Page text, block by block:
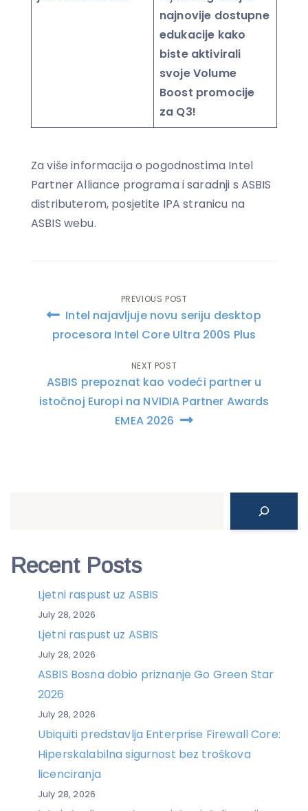
najnovije dostupne
edukacije kako
biste aktivirali
svoje Volume
Boost promocije
za Q3!
Za više informacija o pogodnostima Intel
Partner Alliance programa i saradnji s ASBIS
distributerom, posjetite IPA stranicu na
ASBIS webu.
Post
navigation
PREVIOUS POST
Intel najavljuje novu seriju desktop
procesora Intel Core Ultra 200S Plus
NEXT POST
ASBIS prepoznat kao vodeći partner u
istočnoj Europi na NVIDIA Partner Awards
EMEA 2026
Recent Posts
Ljetni raspust uz ASBIS
July 28, 2026
Ljetni raspust uz ASBIS
July 28, 2026
ASBIS Bosna dobio priznanje Go Green Star
2026
July 28, 2026
Ubiquiti predstavlja Enterprise Firewall Core:
Hiperskalabilna sigurnost bez troškova
licenciranja
July 28, 2026